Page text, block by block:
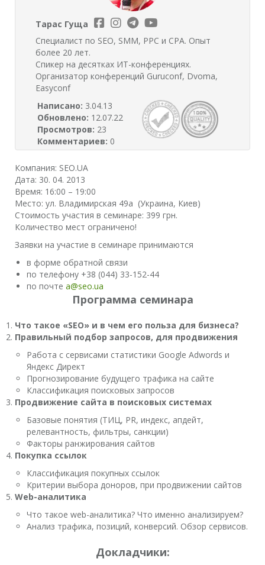
Тарас Гуща
Специалист по SEO, SMM, PPC и CPA. Опыт
более 20 лет.
Спикер на десятках ИТ-конференциях.
Организатор конференций Guruconf, Dvoma,
Easyconf
Написано: 3.04.13
Обновлено: 12.07.22
Просмотров: 23
Комментариев: 0
Компания: SEO.UA
Дата: 30. 04. 2013
Время: 16:00 – 19:00
Место: ул. Владимирская 49а (Украина, Киев)
Стоимость участия в семинаре: 399 грн.
Количество мест ограничено!
Заявки на участие в семинаре принимаются
в форме обратной связи
по телефону +38 (044) 33-152-44
по почте a@seo.ua
Программа семинара
Что такое «SEO» и в чем его польза для бизнеса?
Правильный подбор запросов, для продвижения
Работа с сервисами статистики Google Adwords и
Яндекс Директ
Прогнозирование будущего трафика на сайте
Классификация поисковых запросов
Продвижение сайта в поисковых системах
Базовые понятия (ТИЦ, PR, индекс, апдейт,
релевантность, фильтры, санкции)
Факторы ранжирования сайтов
Покупка ссылок
Классификация покупных ссылок
Критерии выбора доноров, при продвижении сайтов
Web-аналитика
Что такое web-аналитика? Что именно анализируем?
Анализ трафика, позиций, конверсий. Обзор сервисов.
Докладчики: